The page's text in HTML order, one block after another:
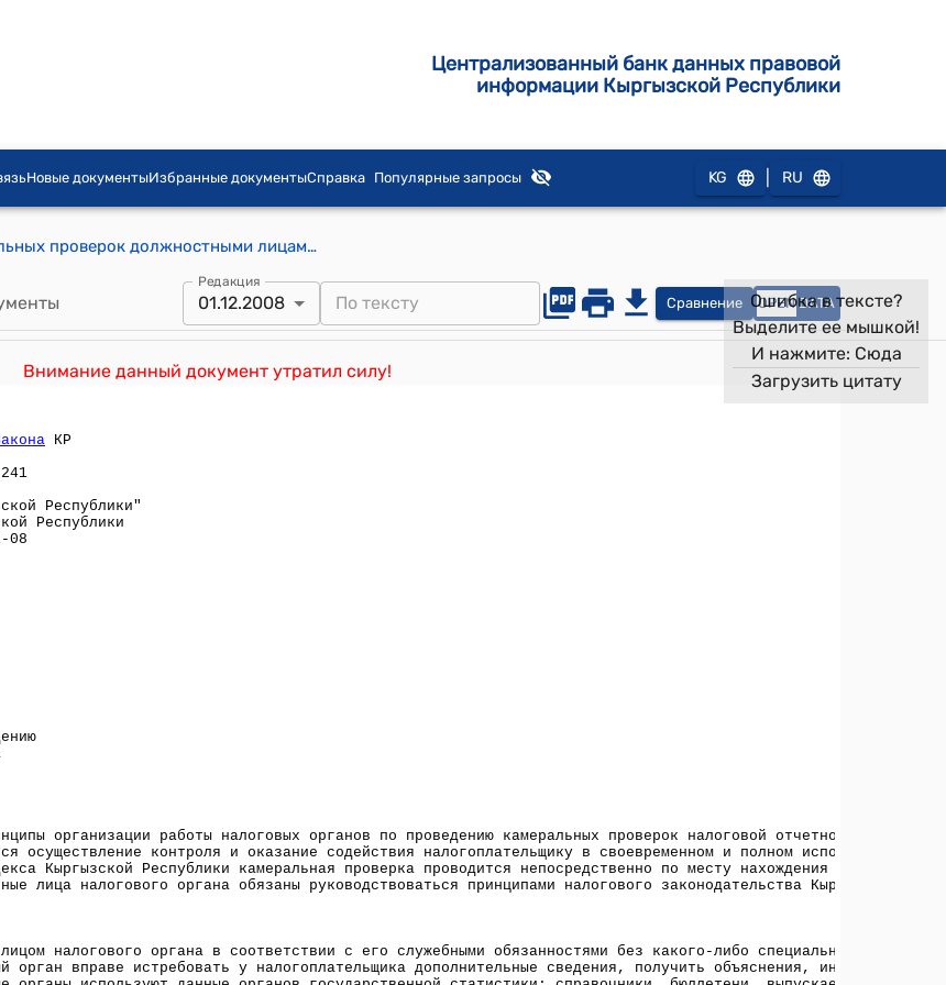
Централизованный банк данных правовой
информации Кыргызской Республики
Новые документыИзбранные документыСправка Популярные запросы KG RU
Положение о порядке проведения камеральных проверок должностными лицами налоговых органов по соблюдению налогоплательщиками налогового законодательства (утверждено приказом Госкомналогов КР от 1 декабря 2008 года № 123)
Редакция
01.12.2008 Сравнение OPEN DATA
Внимание данный документ утратил силу!
Ошибка в тексте?
Выделите ее мышкой!
И нажмите: Сюда
Загрузить цитату